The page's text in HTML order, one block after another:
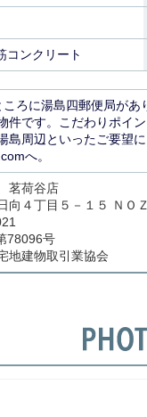
コンクリート
ろに湯島四郵便局が
件です。こだわりポイ
島周辺といったご要望
へ。
茗荷谷店
向４丁目５－１５ ＮＯ
78096号
地建物取引業協会